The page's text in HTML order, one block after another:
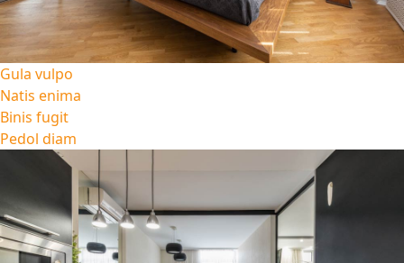
Gula vulpo
Natis enima
Binis fugit
Pedol diam